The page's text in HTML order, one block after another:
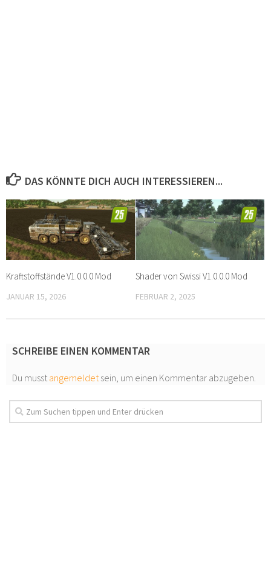
DAS KÖNNTE DICH AUCH INTERESSIEREN...
Kraftstoffstände V1.0.0.0 Mod
JANUAR 15, 2026
Shader von Swissi V1.0.0.0 Mod
FEBRUAR 2, 2025
SCHREIBE EINEN KOMMENTAR
Du musstangemeldetsein, um einen Kommentar abzugeben.